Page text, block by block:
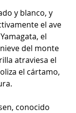
el ave
el
del monte
atraviesa el
el cártamo,